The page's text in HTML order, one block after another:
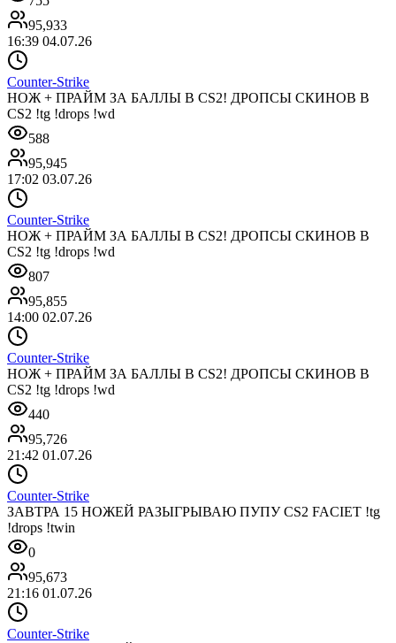
95,933
16:39 04.07.26
Counter-Strike
НОЖ + ПРАЙМ ЗА БАЛЛЫ В CS2! ДРОПСЫ СКИНОВ В
CS2 !tg !drops !wd
588
95,945
17:02 03.07.26
Counter-Strike
НОЖ + ПРАЙМ ЗА БАЛЛЫ В CS2! ДРОПСЫ СКИНОВ В
CS2 !tg !drops !wd
807
95,855
14:00 02.07.26
Counter-Strike
НОЖ + ПРАЙМ ЗА БАЛЛЫ В CS2! ДРОПСЫ СКИНОВ В
CS2 !tg !drops !wd
440
95,726
21:42 01.07.26
Counter-Strike
ЗАВТРА 15 НОЖЕЙ РАЗЫГРЫВАЮ ПУПУ CS2 FACIET !tg
!drops !twin
0
95,673
21:16 01.07.26
Counter-Strike